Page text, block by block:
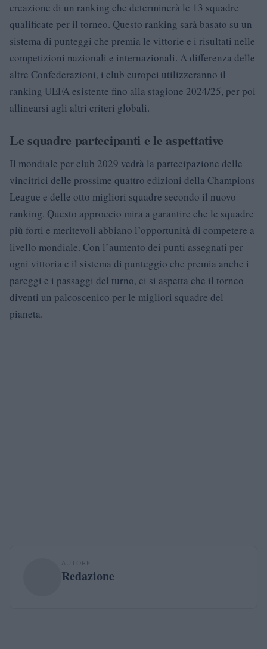
creazione di un ranking che determinerà le 13 squadre
qualificate per il torneo. Questo ranking sarà basato su un
sistema di punteggi che premia le vittorie e i risultati nelle
competizioni nazionali e internazionali. A differenza delle
altre Confederazioni, i club europei utilizzeranno il
ranking UEFA esistente fino alla stagione 2024/25, per poi
allinearsi agli altri criteri globali.
Le squadre partecipanti e le aspettative
Il mondiale per club 2029 vedrà la partecipazione delle
vincitrici delle prossime quattro edizioni della Champions
League e delle otto migliori squadre secondo il nuovo
ranking. Questo approccio mira a garantire che le squadre
più forti e meritevoli abbiano l’opportunità di competere a
livello mondiale. Con l’aumento dei punti assegnati per
ogni vittoria e il sistema di punteggio che premia anche i
pareggi e i passaggi del turno, ci si aspetta che il torneo
diventi un palcoscenico per le migliori squadre del
pianeta.
AUTORE
Redazione